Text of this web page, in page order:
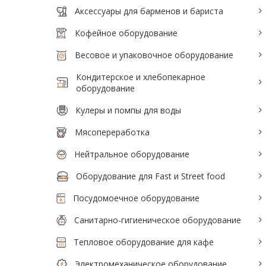
Кофейное оборудование
Весовое и упаковочное оборудование
Кондитерское и хлебопекарное
оборудование
Кулеры и помпы для воды
Мясопереработка
Нейтральное оборудование
Оборудование для Fast и Street food
Санитарно-гигиеническое
оборудование
Аксессуары для барменов и бариста
Кофейное оборудование
Весовое и упаковочное оборудование
Кондитерское и хлебопекарное
оборудование
Кулеры и помпы для воды
Мясопереработка
Нейтральное оборудование
Оборудование для Fast и Street food
Посудомоечное оборудование
Санитарно-гигиеническое оборудование
Тепловое оборудование для кафе